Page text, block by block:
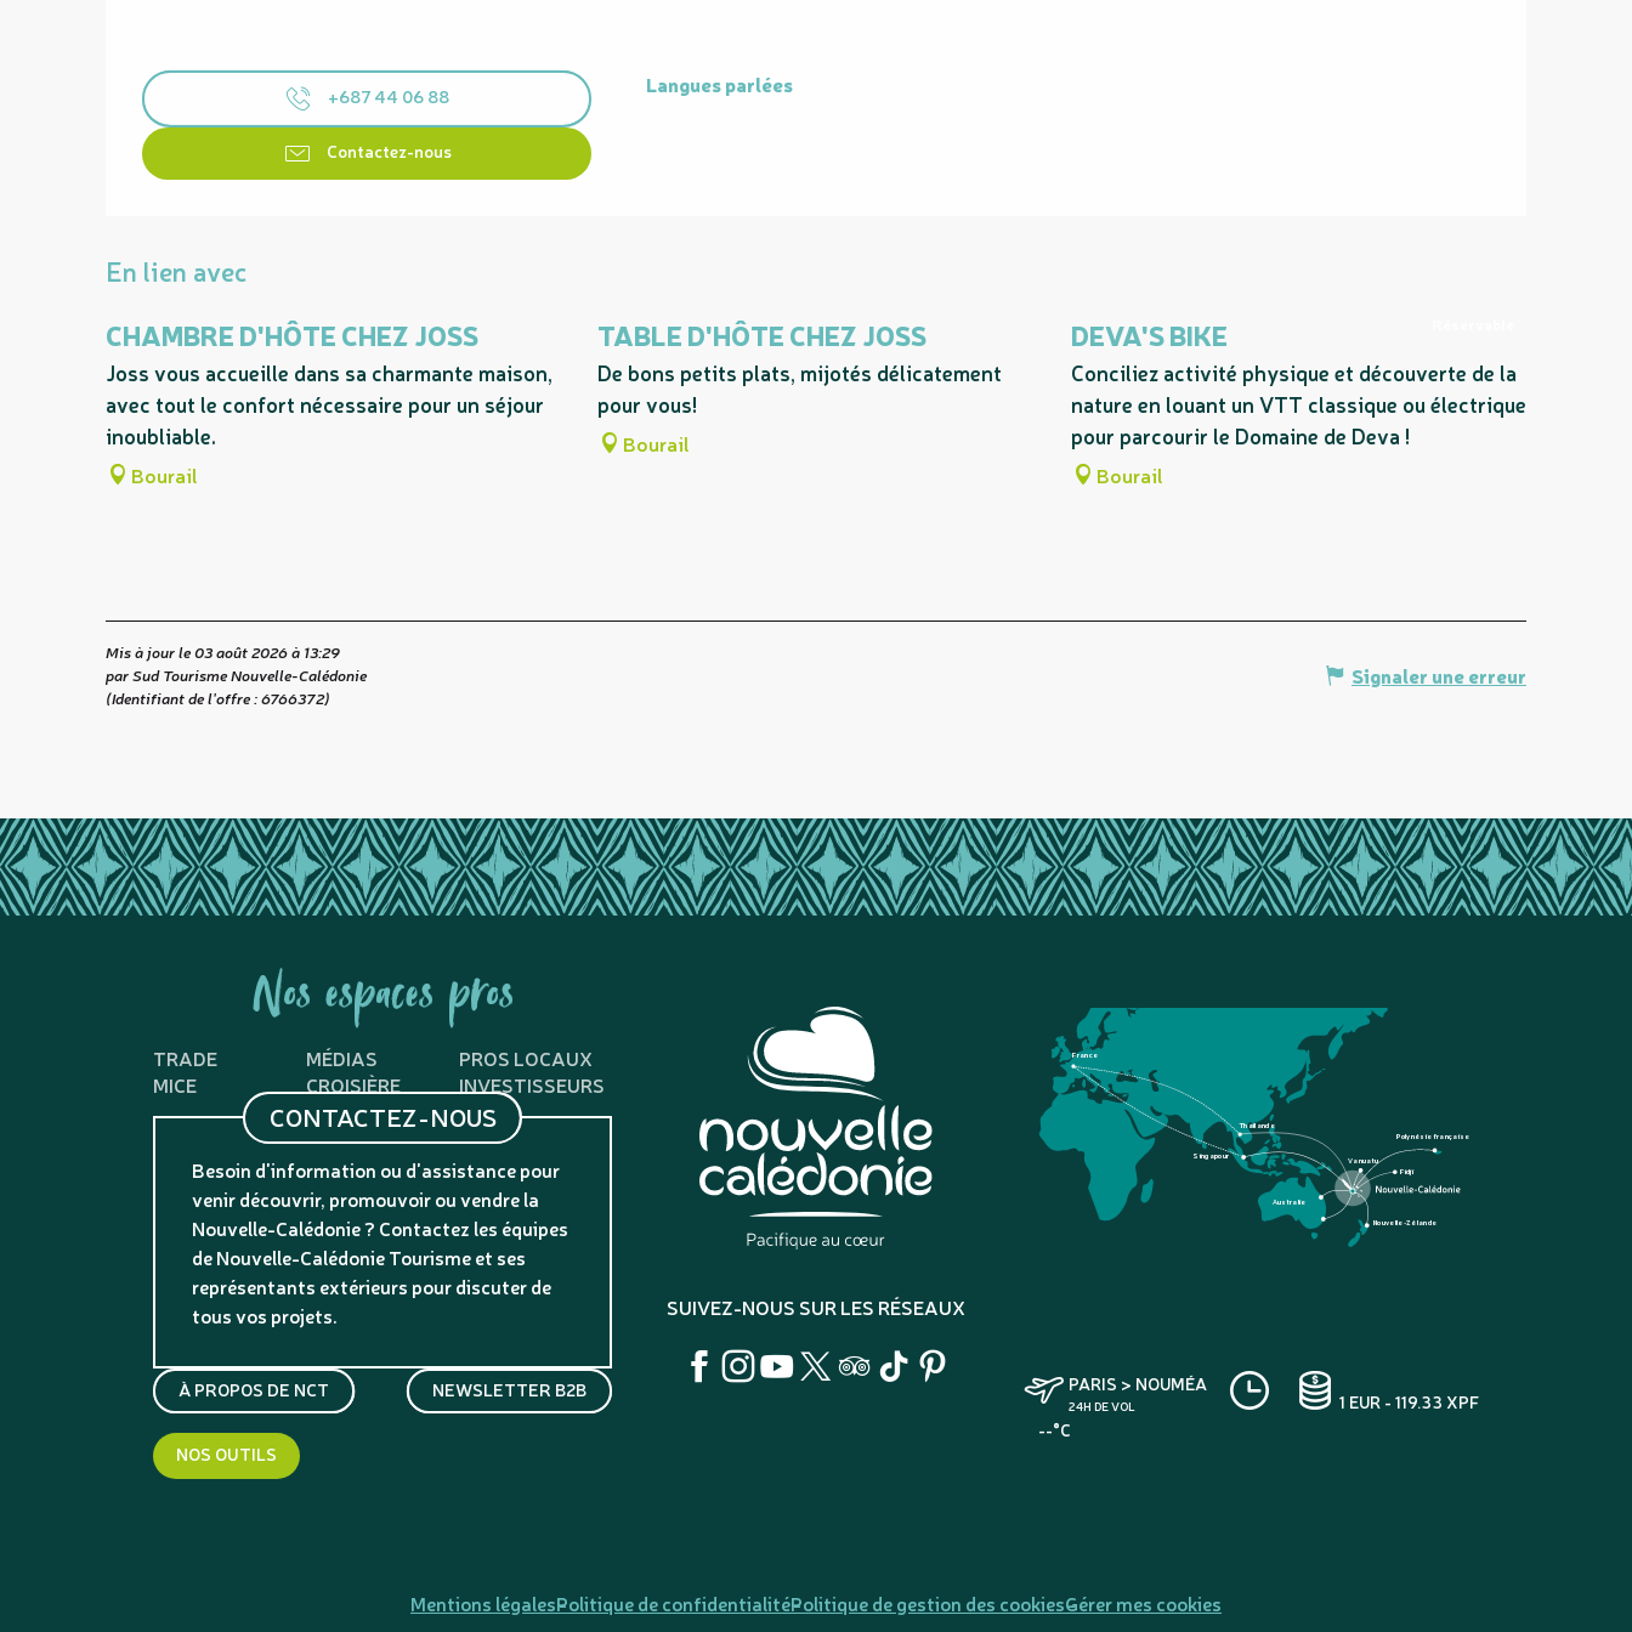
+687 44 06 88
Contactez-nous
Langues parlées
Langues parlées
En lien avec
CHAMBRE D'HÔTE CHEZ JOSS
Joss vous accueille dans sa charmante maison,
avec tout le confort nécessaire pour un séjour
inoubliable.
Bourail
TABLE D'HÔTE CHEZ JOSS
De bons petits plats, mijotés délicatement
pour vous!
Bourail
DEVA'S BIKE
Conciliez activité physique et découverte de la
nature en louant un VTT classique ou électrique
pour parcourir le Domaine de Deva !
Bourail
Mis à jour le 03 août 2026 à 13:29
par Sud Tourisme Nouvelle-Calédonie
(Identifiant de l'offre :6766372)
Signaler une erreur
Nos espaces pros
TRADE MÉDIAS
PROS LOCAUX
MICE
CROISIÈRE INVESTISSEURS
CONTACTEZ-NOUS
Besoin d'information ou d'assistance pour
venir découvrir, promouvoir ou vendre la
Nouvelle-Calédonie ? Contactez les équipes
de Nouvelle-Calédonie Tourisme et ses
représentants extérieurs pour discuter de
tous vos projets.
À PROPOS DE NCT NEWSLETTER B2B
NOS OUTILS
SUIVEZ-NOUS SUR LES RÉSEAUX
France
Polynésie française
Fidji
Nouvelle-Zélande
Australie
Singapour
Thaïlande
Vanuatu
PARIS > NOUMÉA
24H DE VOL
1 EUR - 119.33 XPF
--°C
Mentions légalesPolitique de confidentialitéPolitique de gestion des cookiesGérer mes cookies